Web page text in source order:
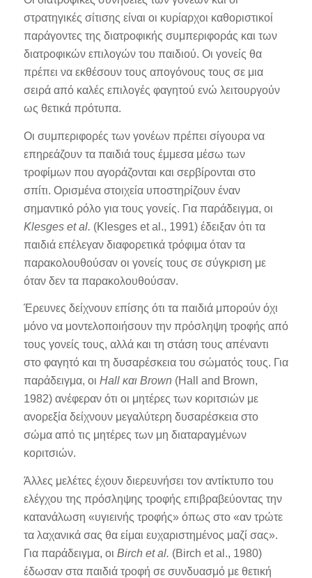
στρατηγικές σίτισης είναι οι κυρίαρχοι καθοριστικοί
παράγοντες της διατροφικής συμπεριφοράς και των
διατροφικών επιλογών του παιδιού. Οι γονείς θα
πρέπει να εκθέσουν τους απογόνους τους σε μια
σειρά από καλές επιλογές φαγητού ενώ λειτουργούν
ως θετικά πρότυπα.
Οι συμπεριφορές των γονέων πρέπει σίγουρα να
επηρεάζουν τα παιδιά τους έμμεσα μέσω των
τροφίμων που αγοράζονται και σερβίρονται στο
σπίτι. Ορισμένα στοιχεία υποστηρίζουν έναν
σημαντικό ρόλο για τους γονείς. Για παράδειγμα, οι
Klesges et al. (Klesges et al., 1991) έδειξαν ότι τα
παιδιά επέλεγαν διαφορετικά τρόφιμα όταν τα
παρακολουθούσαν οι γονείς τους σε σύγκριση με
όταν δεν τα παρακολουθούσαν.
Έρευνες δείχνουν επίσης ότι τα παιδιά μπορούν όχι
μόνο να μοντελοποιήσουν την πρόσληψη τροφής από
τους γονείς τους, αλλά και τη στάση τους απέναντι
στο φαγητό και τη δυσαρέσκεια του σώματός τους. Για
παράδειγμα, οι Hall και Brown (Hall and Brown,
1982) ανέφεραν ότι οι μητέρες των κοριτσιών με
ανορεξία δείχνουν μεγαλύτερη δυσαρέσκεια στο
σώμα από τις μητέρες των μη διαταραγμένων
κοριτσιών.
Άλλες μελέτες έχουν διερευνήσει τον αντίκτυπο του
ελέγχου της πρόσληψης τροφής επιβραβεύοντας την
κατανάλωση «υγιεινής τροφής» όπως στο «αν τρώτε
τα λαχανικά σας θα είμαι ευχαριστημένος μαζί σας».
Για παράδειγμα, οι Birch et al. (Birch et al., 1980)
έδωσαν στα παιδιά τροφή σε συνδυασμό με θετική